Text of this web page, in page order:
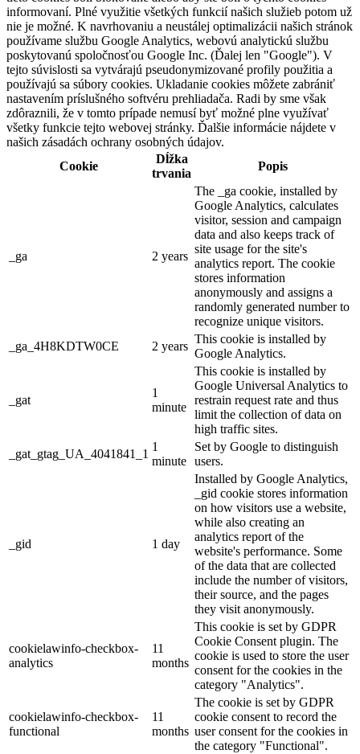
informovaní. Plné využitie všetkých funkcií našich služieb potom už
nie je možné. K navrhovaniu a neustálej optimalizácii našich stránok
používame službu Google Analytics, webovú analytickú službu
poskytovanú spoločnosťou Google Inc. (Ďalej len "Google"). V
tejto súvislosti sa vytvárajú pseudonymizované profily použitia a
používajú sa súbory cookies. Ukladanie cookies môžete zabrániť
nastavením príslušného softvéru prehliadača. Radi by sme však
zdôraznili, že v tomto prípade nemusí byť možné plne využívať
všetky funkcie tejto webovej stránky. Ďalšie informácie nájdete v
našich zásadách ochrany osobných údajov.
Cookie
Dĺžka
trvania
Popis
_ga 2 years
The _ga cookie, installed by
Google Analytics, calculates
visitor, session and campaign
data and also keeps track of
site usage for the site's
analytics report. The cookie
stores information
anonymously and assigns a
randomly generated number to
recognize unique visitors.
_ga_4H8KDTW0CE
2 years
This cookie is installed by
Google Analytics.
_gat
1
minute
This cookie is installed by
Google Universal Analytics to
restrain request rate and thus
limit the collection of data on
high traffic sites.
_gat_gtag_UA_4041841_1
1
minute
Set by Google to distinguish
users.
_gid 1 day
Installed by Google Analytics,
_gid cookie stores information
on how visitors use a website,
while also creating an
analytics report of the
website's performance. Some
of the data that are collected
include the number of visitors,
their source, and the pages
they visit anonymously.
cookielawinfo-checkbox-
analytics
11
months
This cookie is set by GDPR
Cookie Consent plugin. The
cookie is used to store the user
consent for the cookies in the
category "Analytics".
cookielawinfo-checkbox-
functional
11
months
The cookie is set by GDPR
cookie consent to record the
user consent for the cookies in
the category "Functional".